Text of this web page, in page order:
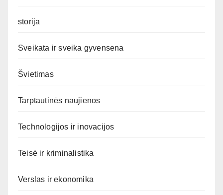
storija
Sveikata ir sveika gyvensena
Švietimas
Tarptautinės naujienos
Technologijos ir inovacijos
Teisė ir kriminalistika
Verslas ir ekonomika